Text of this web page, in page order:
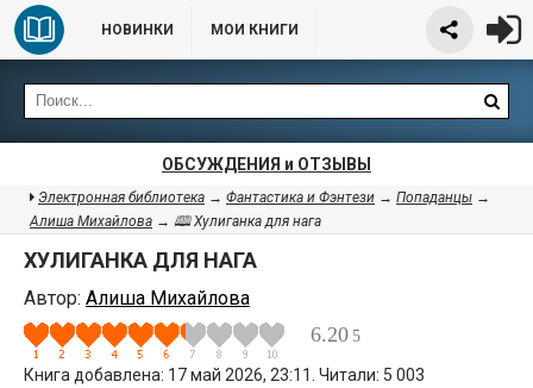
НОВИНКИ МОИ КНИГИ
ОБСУЖДЕНИЯ и ОТЗЫВЫ
Электронная библиотека → Фантастика и Фэнтези → Попаданцы →
Алиша Михайлова → 🕮 Хулиганка для нага
ХУЛИГАНКА ДЛЯ НАГА
Автор: Алиша Михайлова
6.20 5
Книга добавлена: 17 май 2026, 23:11. Читали: 5 003